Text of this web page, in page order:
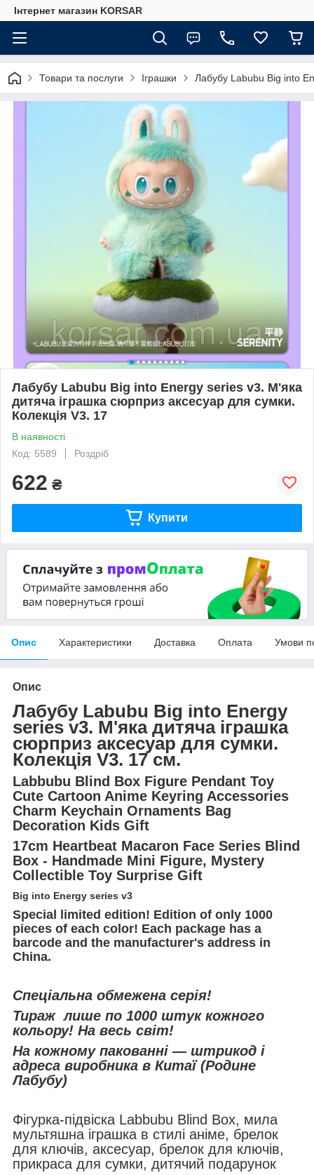
Iнтернет магазин KORSAR
Товари та послуги Іграшки Лабубу Labubu Big into
Лабубу Labubu Big into Energy series v3. М'яка
дитяча іграшка сюрприз аксесуар для сумки.
Колекція V3. 17
В наявності
Код: 5589
Роздріб
622 ₴
Купити
Опис Характеристики Доставка Оплата Умови
Опис
Лабубу Labubu Big into Energy
series v3. М'яка дитяча іграшка
сюрприз аксесуар для сумки.
Колекція V3. 17 см.
Labbubu Blind Box Figure Pendant Toy
Cute Cartoon Anime Keyring Accessories
Charm Keychain Ornaments Bag
Decoration Kids Gift
17cm Heartbeat Macaron Face Series Blind
Box - Handmade Mini Figure, Mystery
Collectible Toy Surprise Gift
Big into Energy series v3
Special limited edition! Edition of only 1000
pieces of each color! Each package has a
barcode and the manufacturer's address in
China.
Спеціальна обмежена серія!
Тираж лише по 1000 штук кожного
кольору! На весь світ!
На кожному пакованні — штрикод і
адреса виробника в Китаї (Родине
Лабубу)
Фігурка-підвіска Labbubu Blind Box, мила
мультяшна іграшка в стилі аніме, брелок
для ключів, аксесуар, брелок для ключів,
прикраса для сумки, дитячий подарунок